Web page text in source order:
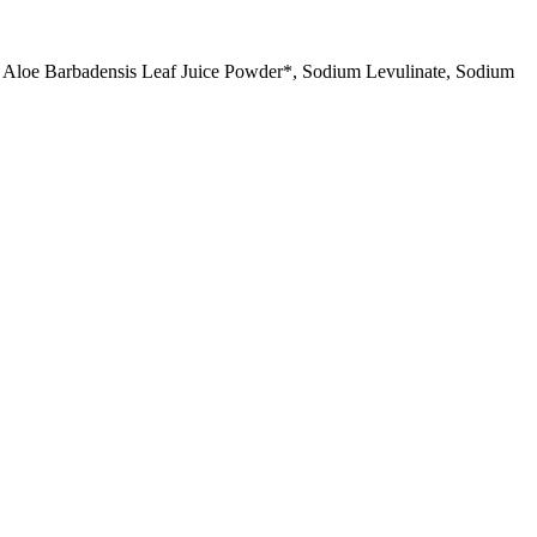
Barbadensis Leaf Juice Powder*, Sodium Levulinate, Sodium